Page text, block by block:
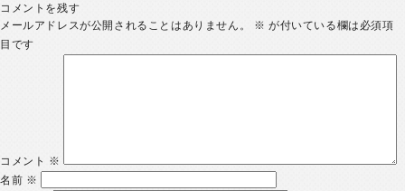
コメントを残す
メールアドレスが公開されることはありません。
※ が付いている欄は必須項
目です
コメント ※
名前 ※